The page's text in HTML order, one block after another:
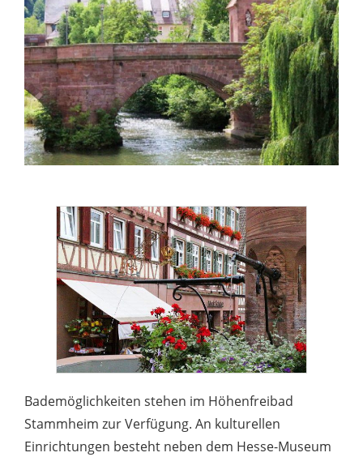
Bademöglichkeiten stehen im Höhenfreibad
Stammheim zur Verfügung. An kulturellen
Einrichtungen besteht neben dem Hesse-Museum